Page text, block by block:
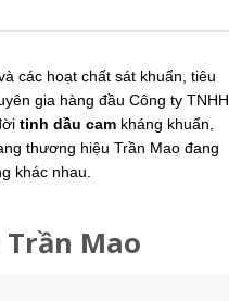
các hoạt chất sát khuẩn, tiêu
gia hàng đầu Công ty TNHH
tinh dầu cam kháng khuẩn,
thương hiệu Trần Mao đang
khác nhau.
Mao